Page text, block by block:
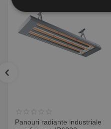
Panouri radiante industriale